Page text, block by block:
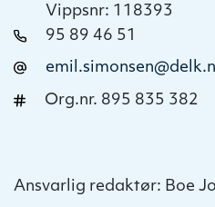
Vippsnr: 118393
95 89 46 51
Org.nr. 895 835 382
Ansvarlig redaktør: Boe